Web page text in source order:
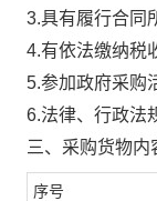
3.具有履行合同
4.有依法缴纳税
5.参加政府采购
6.法律、行政法
三、采购货物内
序号